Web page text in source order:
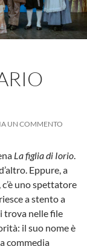
UN COMMENTO
La figlia di Iorio.
Eppure, a
uno spettatore
a stento a
trova nelle file
il suo nome è
commedia